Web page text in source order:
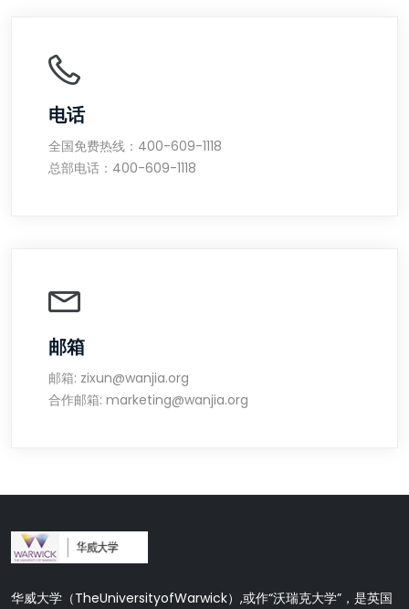
电话
全国免费热线：400-609-1118
总部电话：400-609-1118
邮箱
邮箱: zixun@wanjia.org
合作邮箱: marketing@wanjia.org
华威大学（TheUniversityofWarwick）,或作“沃瑞克大学”，是英国